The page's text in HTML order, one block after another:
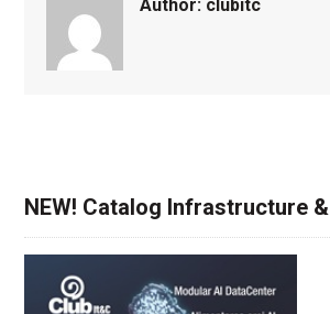
Author: clubitc
NEW! Catalog Infrastructure